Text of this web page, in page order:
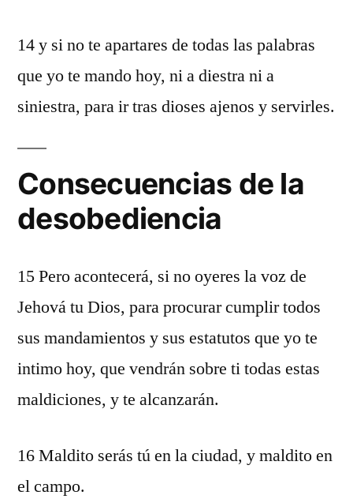
14 y si no te apartares de todas las palabras
que yo te mando hoy, ni a diestra ni a
siniestra, para ir tras dioses ajenos y servirles.
Consecuencias de la
desobediencia
15 Pero acontecerá, si no oyeres la voz de
Jehová tu Dios, para procurar cumplir todos
sus mandamientos y sus estatutos que yo te
intimo hoy, que vendrán sobre ti todas estas
maldiciones, y te alcanzarán.
16 Maldito serás tú en la ciudad, y maldito en
el campo.